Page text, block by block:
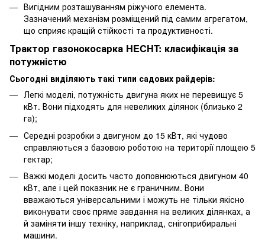
Вигідним розташуванням ріжучого елемента.
Зазначений механізм розміщений під самим агрегатом,
що сприяє кращій стійкості та продуктивності.
Трактор газонокосарка HECHT: класифікація за
потужністю
Сьогодні виділяють такі типи садових райдерів:
Легкі моделі, потужність двигуна яких не перевищує 5
кВт. Вони підходять для невеликих ділянок (близько 2
га);
Середні розробки з двигуном до 15 кВт, які чудово
справляються з базовою роботою на території площею 5
гектар;
Важкі моделі досить часто доповнюються двигуном 40
кВт, але і цей показник не є граничним. Вони
вважаються універсальними і можуть не тільки якісно
виконувати своє пряме завдання на великих ділянках, а
й заміняти іншу техніку, наприклад, снігоприбиральні
машини.